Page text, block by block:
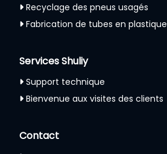
Recyclage des pneus usagés
Fabrication de tubes en plastique
Services Shuliy
Support technique
Bienvenue aux visites des clients
Contact